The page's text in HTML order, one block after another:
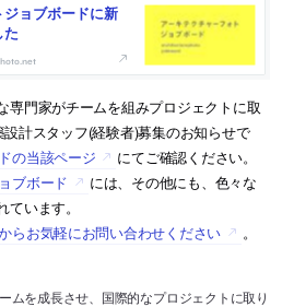
ョブボードに新
た
専門家がチームを組みプロジェクトに取
計スタッフ(経験者)募集のお知らせで
の当該ページ
にてご確認ください。
ブボード
には、その他にも、色々な
います。
らお気軽にお問い合わせください
。
ムを成長させ、国際的なプロジェクトに取り